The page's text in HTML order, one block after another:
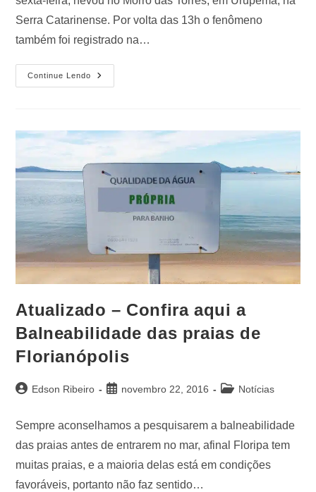
Serra Catarinense. Por volta das 13h o fenômeno
também foi registrado na…
Continue Lendo
Atualizado – Confira aqui a
Balneabilidade das praias de
Florianópolis
Edson Ribeiro novembro 22, 2016 Notícias
Sempre aconselhamos a pesquisarem a balneabilidade
das praias antes de entrarem no mar, afinal Floripa tem
muitas praias, e a maioria delas está em condições
favoráveis, portanto não faz sentido…